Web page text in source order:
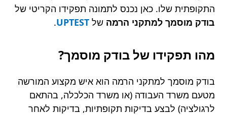
התקופתית שלו. כאן נכנס לתמונה תפקידו הקריטי של
בודק מוסמך למתקני הרמה של UPTEST
.
מהו תפקידו של בודק מוסמך?
בודק מוסמך למתקני הרמה הוא איש מקצוע המורשה
מטעם משרד העבודה (או משרד הכלכלה, בהתאם
לרגולציה) לבצע בדיקות תקופתיות, בדיקות לאחר